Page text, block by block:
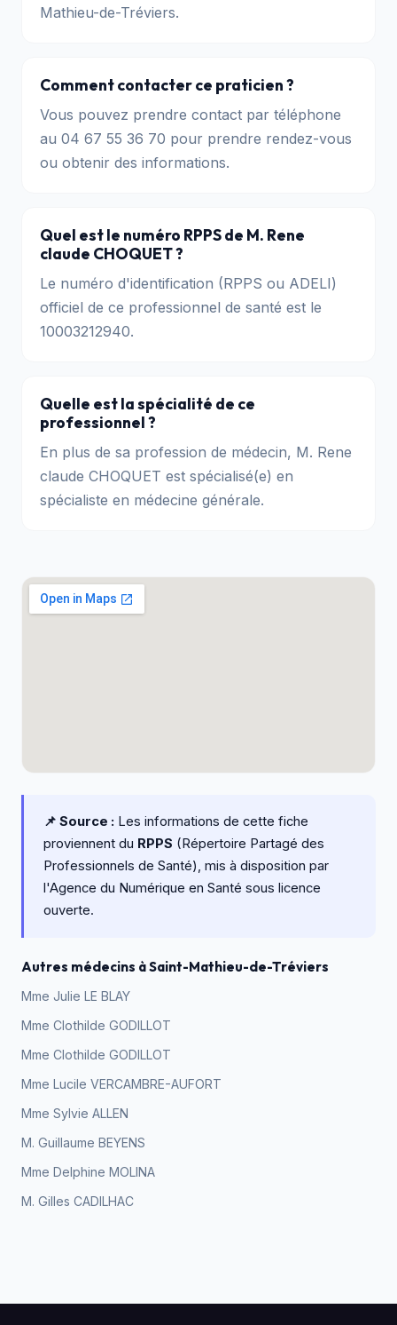
Mathieu-de-Tréviers.
Comment contacter ce praticien ?
Vous pouvez prendre contact par téléphone
au 04 67 55 36 70 pour prendre rendez-vous
ou obtenir des informations.
Quel est le numéro RPPS de M. Rene
claude CHOQUET ?
Le numéro d'identification (RPPS ou ADELI)
officiel de ce professionnel de santé est le
10003212940.
Quelle est la spécialité de ce
professionnel ?
En plus de sa profession de médecin, M. Rene
claude CHOQUET est spécialisé(e) en
spécialiste en médecine générale.
📌 Source : Les informations de cette fiche
proviennent du RPPS (Répertoire Partagé des
Professionnels de Santé), mis à disposition par
l'Agence du Numérique en Santé sous licence
ouverte.
Autres médecins à Saint-Mathieu-de-Tréviers
Mme Julie LE BLAY
Mme Clothilde GODILLOT
Mme Clothilde GODILLOT
Mme Lucile VERCAMBRE-AUFORT
Mme Sylvie ALLEN
M. Guillaume BEYENS
Mme Delphine MOLINA
M. Gilles CADILHAC